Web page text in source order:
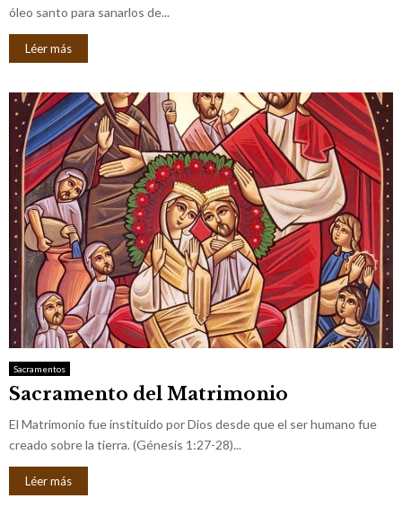
óleo santo para sanarlos de...
Léer más
Sacramentos
Sacramento del Matrimonio
El Matrimonio fue instituido por Dios desde que el ser humano fue
creado sobre la tierra. (Génesis 1:27-28)...
Léer más